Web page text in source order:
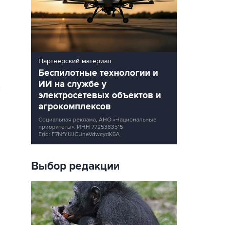
Партнерский материал
Беспилотные технологии и
ИИ на службе у
электросетевых объектов и
агрокомплексов
Социальная реклама, АНО «Национальные
приоритеты». ИНН 7725383515
Erid: F7NfYUJCUneVdwcydK6A
Выбор редакции